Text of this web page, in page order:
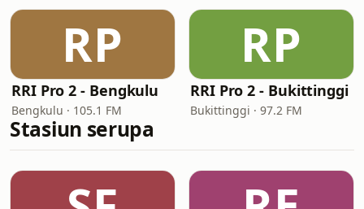
RP
RRI Pro 2 - Bengkulu
Bengkulu · 105.1 FM
RP
RRI Pro 2 - Bukittinggi
Bukittinggi · 97.2 FM
Stasiun serupa